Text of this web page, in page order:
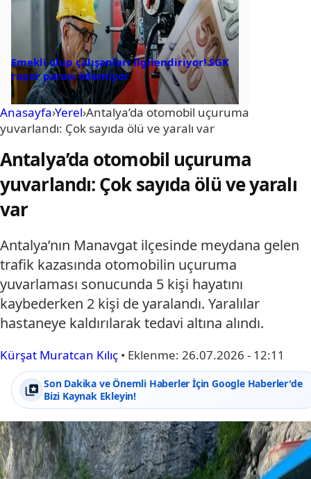
Emekli olup çalışanları ilgilendiriyor! SGK
rapor parası ödemiyor
Anasayfa›Yerel›Antalya’da otomobil uçuruma
yuvarlandı: Çok sayıda ölü ve yaralı var
Antalya’da otomobil uçuruma
yuvarlandı: Çok sayıda ölü ve yaralı
var
Antalya’nın Manavgat ilçesinde meydana gelen
trafik kazasında otomobilin uçuruma
yuvarlaması sonucunda 5 kişi hayatını
kaybederken 2 kişi de yaralandı. Yaralılar
hastaneye kaldırılarak tedavi altına alındı.
Kürşat Muratcan Kılıç • Eklenme: 26.07.2026 - 12:11
Son Dakika ve Önemli Haberler İçin Google Haberler'de
Bizi Kaynak Ekleyin!